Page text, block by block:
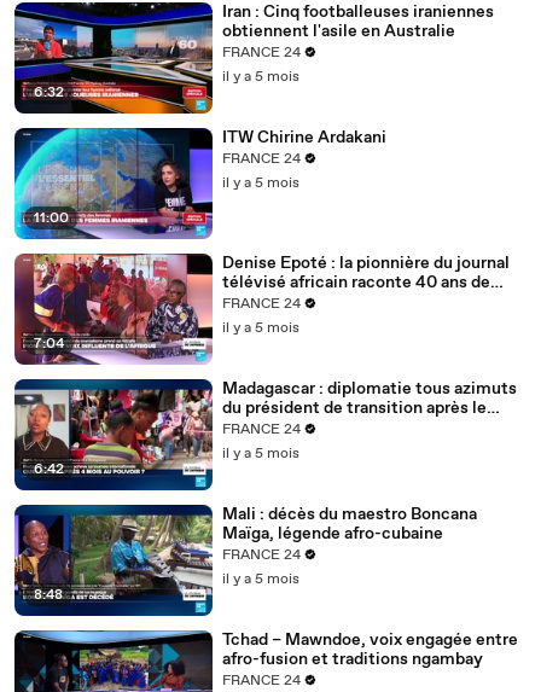
6:32
Iran : Cinq footballeuses iraniennes
obtiennent l'asile en Australie
FRANCE 24
il y a 5 mois
11:00
ITW Chirine Ardakani
FRANCE 24
il y a 5 mois
7:04
Denise Epoté : la pionnière du journal
télévisé africain raconte 40 ans de
carrière
FRANCE 24
il y a 5 mois
6:42
Madagascar : diplomatie tous azimuts
du président de transition après le
putsch
FRANCE 24
il y a 5 mois
8:48
Mali : décès du maestro Boncana
Maïga, légende afro-cubaine
FRANCE 24
il y a 5 mois
Tchad – Mawndoe, voix engagée entre
afro-fusion et traditions ngambay
FRANCE 24